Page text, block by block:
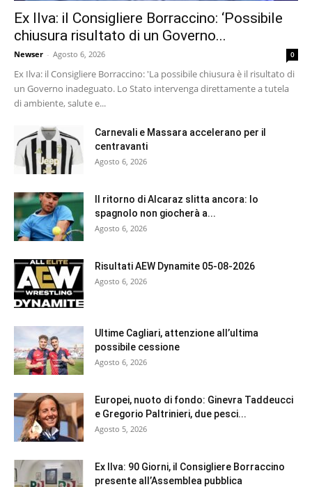
Ex Ilva: il Consigliere Borraccino: ‘Possibile
chiusura risultato di un Governo...
Newser - Agosto 6, 2026 0
Ex Ilva: il Consigliere Borraccino: 'La possibile chiusura è il risultato di
un Governo inadeguato. Lo Stato intervenga direttamente a tutela
di ambiente, salute e...
Carnevali e Massara accelerano per il
centravanti
Agosto 6, 2026
Il ritorno di Alcaraz slitta ancora: lo
spagnolo non giocherà a...
Agosto 6, 2026
Risultati AEW Dynamite 05-08-2026
Agosto 6, 2026
Ultime Cagliari, attenzione all’ultima
possibile cessione
Agosto 6, 2026
Europei, nuoto di fondo: Ginevra Taddeucci
e Gregorio Paltrinieri, due pesci...
Agosto 5, 2026
Ex Ilva: 90 Giorni, il Consigliere Borraccino
presente all’Assemblea pubblica